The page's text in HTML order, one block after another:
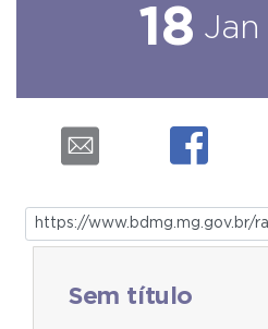
18 Jan
Sem título